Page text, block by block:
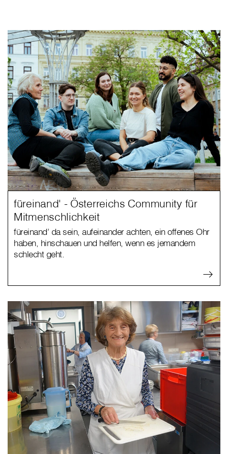
füreinand' - Österreichs Community für
Mitmenschlichkeit
füreinand’ da sein, aufeinander achten, ein offenes Ohr
haben, hinschauen und helfen, wenn es jemandem
schlecht geht.